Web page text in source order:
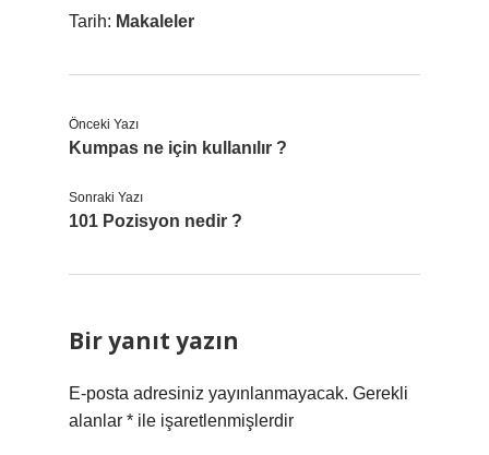
Tarih: Makaleler
Önceki Yazı
Kumpas ne için kullanılır ?
Sonraki Yazı
101 Pozisyon nedir ?
Bir yanıt yazın
E-posta adresiniz yayınlanmayacak. Gerekli
alanlar * ile işaretlenmişlerdir